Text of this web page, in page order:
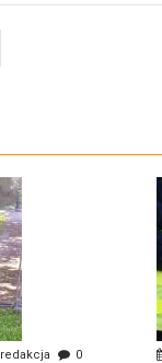
redakcja 0